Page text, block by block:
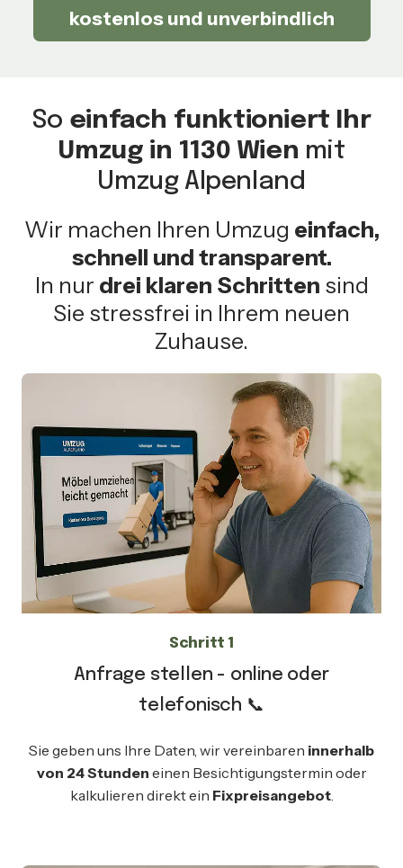
kostenlos und unverbindlich
So einfach funktioniert Ihr
Umzug in 1130 Wien mit
Umzug Alpenland
Wir machen Ihren Umzug einfach,
schnell und transparent.
In nur drei klaren Schritten sind
Sie stressfrei in Ihrem neuen
Zuhause.
Schritt 1
Anfrage stellen - online oder
telefonisch 📞
Sie geben uns Ihre Daten, wir vereinbaren innerhalb
von 24 Stunden einen Besichtigungstermin oder
kalkulieren direkt ein Fixpreisangebot.